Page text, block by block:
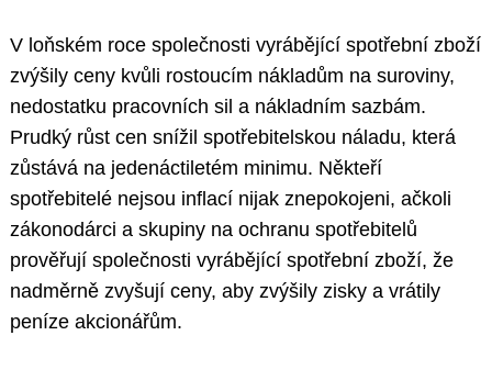
V loňském roce společnosti vyrábějící spotřební zboží
zvýšily ceny kvůli rostoucím nákladům na suroviny,
nedostatku pracovních sil a nákladním sazbám.
Prudký růst cen snížil spotřebitelskou náladu, která
zůstává na jedenáctiletém minimu. Někteří
spotřebitelé nejsou inflací nijak znepokojeni, ačkoli
zákonodárci a skupiny na ochranu spotřebitelů
prověřují společnosti vyrábějící spotřební zboží, že
nadměrně zvyšují ceny, aby zvýšily zisky a vrátily
peníze akcionářům.